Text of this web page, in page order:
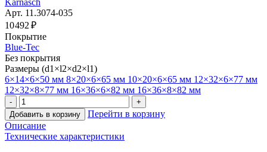
Арт. 11.3074-035
10 492 ₽
Покрытие
Blue-Tec
Без покрытия
Размеры (d1×l2×d2×l1)
6×14×6×50 мм 8×20×6×65 мм 10×20×6×65 мм 12×32×6×77 мм
12×32×8×77 мм 16×36×6×82 мм 16×36×8×82 мм
Добавить в корзину
Перейти в корзину
Описание
Технические характеристики